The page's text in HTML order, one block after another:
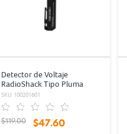
Detector de Voltaje
RadioShack Tipo Pluma
1000V Negro
SKU: 100201601
$119.00 $47.60